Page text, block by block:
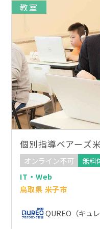
教室
個別指導ベアーズ
オンライン不可
無料
IT・Web
鳥取県 米子市
QUREO（キュ